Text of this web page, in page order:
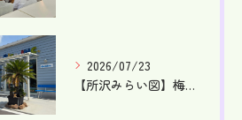
2026/07/23
【所沢みらい図】梅雨が明け、本格的な夏です！【就労支援】【東...